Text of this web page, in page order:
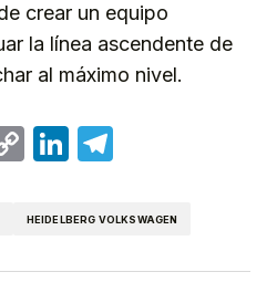
crear un equipo
la línea ascendente de
al máximo nivel.
CopyLinkedIn
HEIDELBERG VOLKSWAGEN